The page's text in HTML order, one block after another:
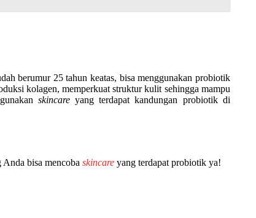
berumur 25 tahun keatas, bisa menggunakan probiotik
kolagen, memperkuat struktur kulit sehingga mampu
skincare yang terdapat kandungan probiotik di
bisa mencoba skincare yang terdapat probiotik ya!